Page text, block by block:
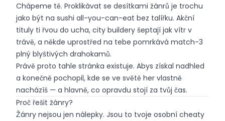
Chápeme tě. Proklikávat se desítkami žánrů je trochu
jako být na sushi all-you-can-eat bez talířku. Akční
tituly ti řvou do ucha, city buildery šeptají jak vítr v
trávě, a někde uprostřed na tebe pomrkává match-3
plný blyštivých drahokamů.
Právě proto tahle stránka existuje. Abys získal nadhled
a konečně pochopil, kde se ve světě her vlastně
nacházíš — a hlavně, co opravdu stojí za tvůj čas.
Proč řešit žánry?
Žánry nejsou jen nálepky. Jsou to tvoje osobní cheaty